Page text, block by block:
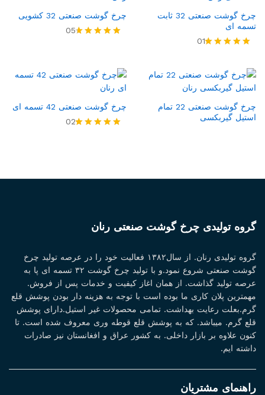
چرخ گوشت صنعتی 32 ثابت
تسمه ای
از 5
01
چرخ گوشت صنعتی 32 کشویی
05
چرخ گوشت صنعتی 22 تمام
استیل گیربکسی
چرخ گوشت صنعتی 42 تسمه ای
02
گروه تولیدی چرخ گوشت صنعتی رنان
گروه تولیدی رنان. از سال۱۳۸۲ فعالیت خود را در عرصه تولید چرخ
گوشت صنعتی شروع نمود.و با تولید چرخ گوشت ۳۲ تسمه ای پا به
عرصه تولید گذاشت. از همان اغاز کیفیت و خدمات پس از فروش.
مهمترین پلان کاری ما بوده است با توجه به هزینه دار بودن پوشش قلع
گرم.بعلت رعایت بهداشت. تمامی محصولات غیر استیل.دارای پوشش
قلع گرم. میباشد. که به پوشش قلع قوطه وری معروف شده است. تا
کنون علاوه بر بازار داخلی. به کشور عراق و افغانستان نیز صادرات
داشته ایم.
راهنمای مشتریان